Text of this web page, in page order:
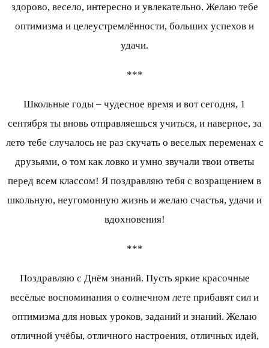
здорово, весело, интересно и увлекательно. Желаю тебе
оптимизма и целеустремлённости, больших успехов и
удачи.
***
Школьные годы – чудесное время и вот сегодня, 1
сентября ты вновь отправляешься учиться, и наверное, за
лето тебе случалось не раз скучать о веселых переменах с
друзьями, о том как ловко и умно звучали твои ответы
перед всем классом! Я поздравляю тебя с возращением в
школьную, неугомонную жизнь и желаю счастья, удачи и
вдохновения!
***
Поздравляю с Днём знаний. Пусть яркие красочные
весёлые воспоминания о солнечном лете прибавят сил и
оптимизма для новых уроков, заданий и знаний. Желаю
отличной учёбы, отличного настроения, отличных идей,